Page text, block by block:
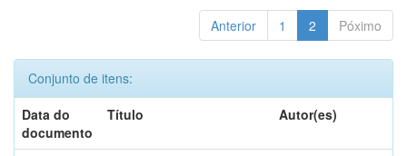
Anterior 1 2 Póximo
Conjunto de itens:
Data do
documento
Título Autor(es)